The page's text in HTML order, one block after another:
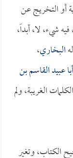
أو التخريج عن
شيء، لا، أبداً،
البخاري،
أبا عبيد القاسم بن
الغريبة، ولم
الكتاب، وتغير